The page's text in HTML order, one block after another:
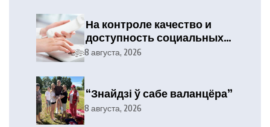
На контроле качество и
доступность социальных
услуг
8 августа, 2026
“Знайдзі ў сабе валанцёра”
8 августа, 2026